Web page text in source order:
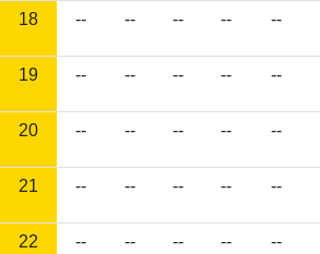
18 -- -- -- -- --
19 -- -- -- -- --
20 -- -- -- -- --
21 -- -- -- -- --
22 -- -- -- -- --